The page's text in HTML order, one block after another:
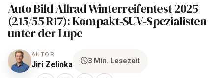
Auto Bild Allrad Winterreifentest 2025
(215/55 R17): Kompakt‑SUV‑Spezialisten
unter der Lupe
AUTOR
Jiri Zelinka 3 Min. Lesezeit